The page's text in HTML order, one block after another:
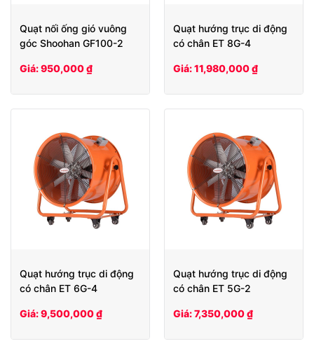
Quạt nối ống gió vuông
góc Shoohan GF100-2
Giá: 950,000 ₫
Quạt hướng trục di động
có chân ET 8G-4
Giá: 11,980,000 ₫
Quạt hướng trục di động
có chân ET 6G-4
Giá: 9,500,000 ₫
Quạt hướng trục di động
có chân ET 5G-2
Giá: 7,350,000 ₫